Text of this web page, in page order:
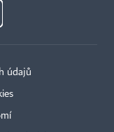
údajů